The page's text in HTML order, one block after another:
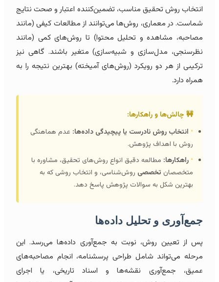
انتخاب روش تحقیق مناسب، تضمین‌کننده اعتبار و صحت نتایج
شماست. در معماری، روش‌ها می‌توانند از مطالعات کیفی (مانند
مصاحبه، مشاهده و تحلیل محتوا) تا روش‌های کمی (مانند
نظرسنجی، مدل‌سازی و شبیه‌سازی) متغیر باشند. گاهی نیز
ترکیبی از هر دو رویکرد (روش‌های آمیخته) بهترین نتیجه را به
همراه دارد.
🚧 چالش‌ها و راهکارها:
انتخاب روش نادرست یا پیچیدگی داده‌ها:عدم هماهنگی
روش با اهداف پژوهش.
راهکارها:مطالعه دقیق انواع روش‌های تحقیق، مشاوره با
متخصصانتخصصیروش‌شناسی، و انتخاب روشی که به
بهترین شکل به سوالات پژوهش پاسخ دهد.
جمع‌آوری و تحلیل داده‌ها
پس از تعیین روش، نوبت به جمع‌آوری داده‌ها می‌رسد. این
مرحله می‌تواند شامل طراحی پرسشنامه، انجام مصاحبه‌های
عمیق، جمع‌آوری نقشه‌ها و اسناد تاریخی، یا اجرای